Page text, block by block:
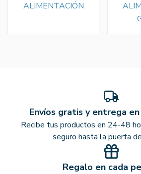
ALIMENTACIÓN
Envíos gratis y entrega
Recibe tus productos en 24-48
seguro hasta la puerta
Regalo en cada